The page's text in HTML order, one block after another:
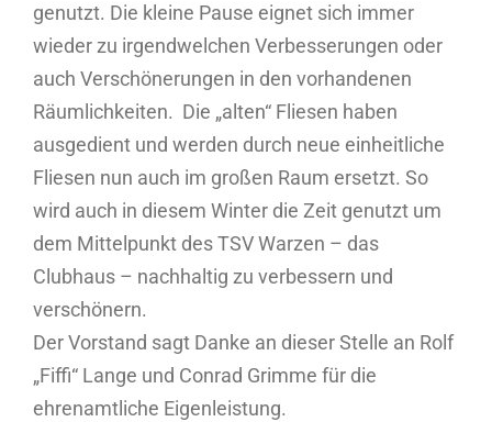
genutzt. Die kleine Pause eignet sich immer
wieder zu irgendwelchen Verbesserungen oder
auch Verschönerungen in den vorhandenen
Räumlichkeiten. Die „alten“ Fliesen haben
ausgedient und werden durch neue einheitliche
Fliesen nun auch im großen Raum ersetzt. So
wird auch in diesem Winter die Zeit genutzt um
dem Mittelpunkt des TSV Warzen – das
Clubhaus – nachhaltig zu verbessern und
verschönern.
Der Vorstand sagt Danke an dieser Stelle an Rolf
„Fiffi“ Lange und Conrad Grimme für die
ehrenamtliche Eigenleistung.